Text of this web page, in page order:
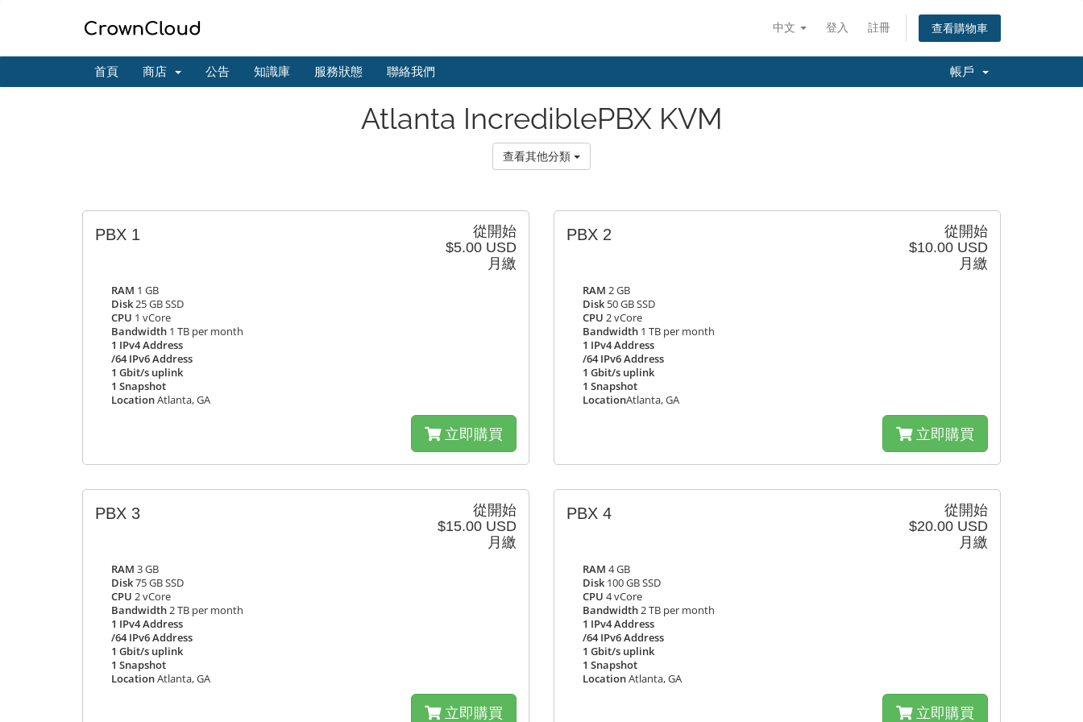
中文 登入 註冊 查看購物車
首頁 商店 公告 知識庫 服務狀態 聯絡我們 帳戶
Atlanta IncrediblePBX KVM
查看其他分類
從開始
$5.00 USD
月繳
PBX 1
RAM 1 GB
Disk25 GB SSD
CPU 1 vCore
Bandwidth 1 TB per month
1 IPv4 Address
/64 IPv6 Address
1 Gbit/s uplink
1 Snapshot
LocationAtlanta, GA
立即購買
從開始
$10.00 USD
月繳
PBX 2
RAM 2 GB
Disk 50 GB SSD
CPU 2 vCore
Bandwidth 1 TB per month
1 IPv4 Address
/64 IPv6 Address
1 Gbit/s uplink
1 Snapshot
LocationAtlanta, GA
立即購買
從開始
$15.00 USD
月繳
PBX 3
RAM 3 GB
Disk75 GB SSD
CPU 2 vCore
Bandwidth2 TB per month
1 IPv4 Address
/64 IPv6 Address
1 Gbit/s uplink
1 Snapshot
LocationAtlanta, GA
立即購買
從開始
$20.00 USD
月繳
PBX 4
RAM 4 GB
Disk 100 GB SSD
CPU 4 vCore
Bandwidth2 TB per month
1 IPv4 Address
/64 IPv6 Address
1 Gbit/s uplink
1 Snapshot
LocationAtlanta, GA
立即購買